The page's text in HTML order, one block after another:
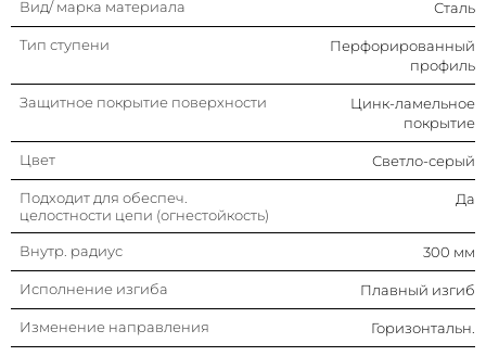
Вид/ марка материала Сталь
Тип ступени
Перфорированный
профиль
Защитное покрытие поверхности
Цинк-ламельное
покрытие
Цвет Светло-серый
Подходит для обеспеч.
целостности цепи (огнестойкость)
Да
Внутр. радиус 300 мм
Исполнение изгиба Плавный изгиб
Изменение направления Горизонтальн.